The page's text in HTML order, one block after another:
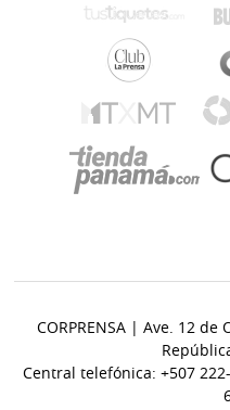
CORPRENSA | Ave. 12
Central telefónica: +507